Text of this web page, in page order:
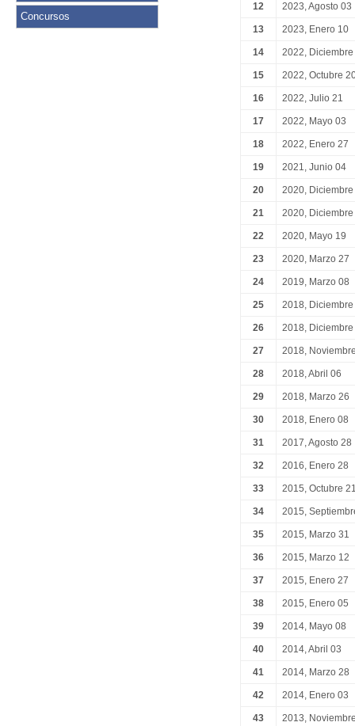
Concursos
12 2023, Agosto 03
13 2023, Enero 10
14 2022,
15 2022, Octubre
16 2022, Julio 21
17 2022, Mayo 03
18 2022, Enero 27
19 2021, Junio 04
20 2020,
21 2020,
22 2020, Mayo 19
23 2020, Marzo 27
24 2019, Marzo 08
25 2018,
26 2018,
27 2018,
28 2018, Abril 06
29 2018, Marzo 26
30 2018, Enero 08
31 2017, Agosto 28
32 2016, Enero 28
33 2015, Octubre
34 2015,
35 2015, Marzo 31
36 2015, Marzo 12
37 2015, Enero 27
38 2015, Enero 05
39 2014, Mayo 08
40 2014, Abril 03
41 2014, Marzo 28
42 2014, Enero 03
43 2013,